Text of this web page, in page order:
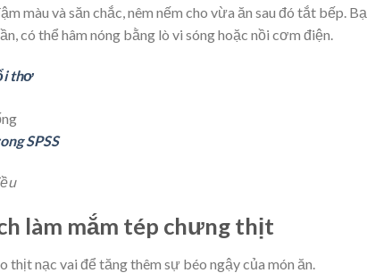
màu và săn chắc, nêm nếm cho vừa ăn sau đó tắt bếp.
có thể hâm nóng bằng lò vi sóng hoặc nồi cơm điện.
thơ
SPSS
làm mắm tép chưng thịt
nạc vai để tăng thêm sự béo ngậy của món ăn.